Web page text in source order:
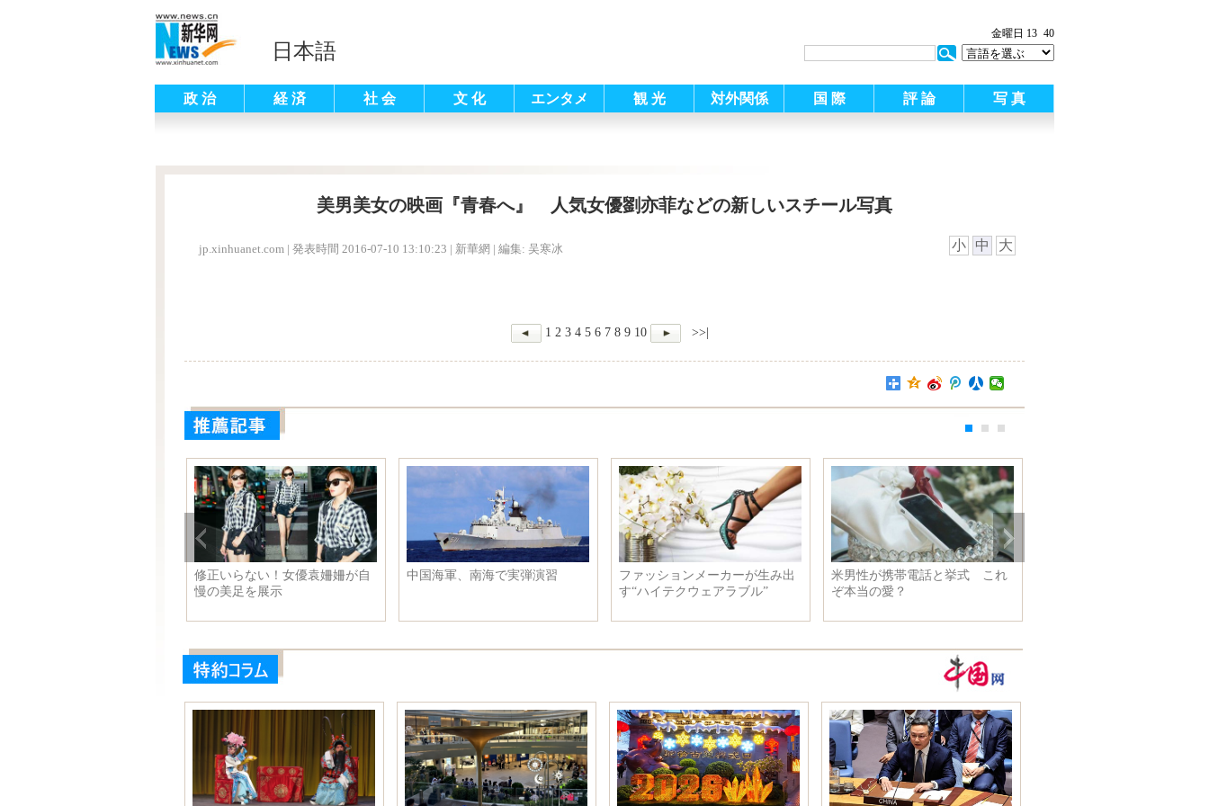
日本語
金曜日 13 40
政 治 経 済 社 会 文 化 エンタメ 観 光 対外関係 国 際 評 論 写 真
美男美女の映画『青春へ』 人気女優劉亦菲などの新しいスチール写真
jp.xinhuanet.com | 発表時間 2016-07-10 13:10:23 | 新華網 | 編集: 吴寒冰 小 中 大
1 2 3 4 5 6 7 8 9 10 >>|
修正いらない！女優袁姍姍が自
慢の美足を展示
中国海軍、南海で実弾演習
ファッションメーカーが生み出
す“ハイテクウェアラブル”
米男性が携帯電話と挙式 これ
ぞ本当の愛？